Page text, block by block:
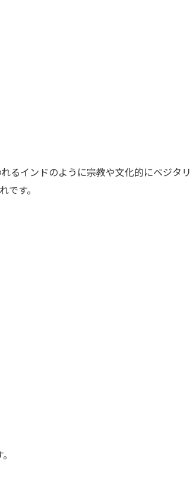
るインドのように宗教や文化的にベジタリ
す。